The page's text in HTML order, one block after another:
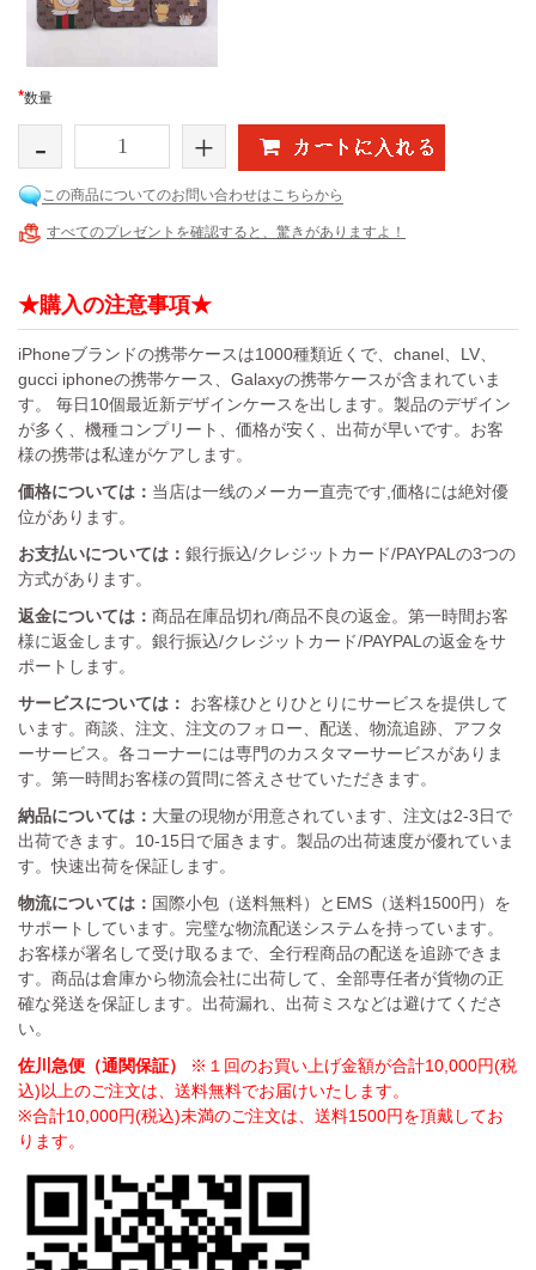
*数量
- +
この商品についてのお問い合わせはこちらから
すべてのプレゼントを確認すると、驚きがありますよ！
★購入の注意事項★
iPhoneブランドの携帯ケースは1000種類近くで、chanel、LV、
gucci iphoneの携帯ケース、Galaxyの携帯ケースが含まれていま
す。 毎日10個最近新デザインケースを出します。製品のデザイン
が多く、機種コンプリート、価格が安く、出荷が早いです。お客
様の携帯は私達がケアします。
価格については： 当店は一线のメーカー直売です,価格には絶対優
位があります。
お支払いについては： 銀行振込/クレジットカード/PAYPALの3つの
方式があります。
返金については： 商品在庫品切れ/商品不良の返金。第一時間お客
様に返金します。銀行振込/クレジットカード/PAYPALの返金をサ
ポートします。
サービスについては：
お客様ひとりひとりにサービスを提供して
います。商談、注文、注文のフォロー、配送、物流追跡、アフタ
ーサービス。各コーナーには専門のカスタマーサービスがありま
す。第一時間お客様の質問に答えさせていただきます。
納品については： 大量の現物が用意されています、注文は2-3日で
出荷できます。10-15日で届きます。製品の出荷速度が優れていま
す。快速出荷を保証します。
物流については： 国際小包（送料無料）とEMS（送料1500円）を
サポートしています。完璧な物流配送システムを持っています。
お客様が署名して受け取るまで、全行程商品の配送を追跡できま
す。商品は倉庫から物流会社に出荷して、全部専任者が貨物の正
確な発送を保証します。出荷漏れ、出荷ミスなどは避けてくださ
い。
佐川急便（通関保証）
※１回のお買い上げ金額が合計10,000円(税
込)以上のご注文は、送料無料でお届けいたします。
※合計10,000円(税込)未満のご注文は、送料1500円を頂戴してお
ります。